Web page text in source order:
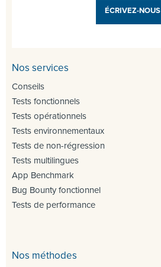
ÉCRIVEZ-NOUS
Nos services
Conseils
Tests fonctionnels
Tests opérationnels
Tests environnementaux
Tests de non-régression
Tests multilingues
App Benchmark
Bug Bounty fonctionnel
Tests de performance
Nos méthodes